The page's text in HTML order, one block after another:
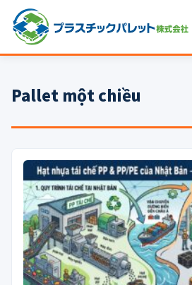
パレットサイズ
プラパレット
コンテナ
中古パレット
再生原料
梱包資材
Pallet một chiều